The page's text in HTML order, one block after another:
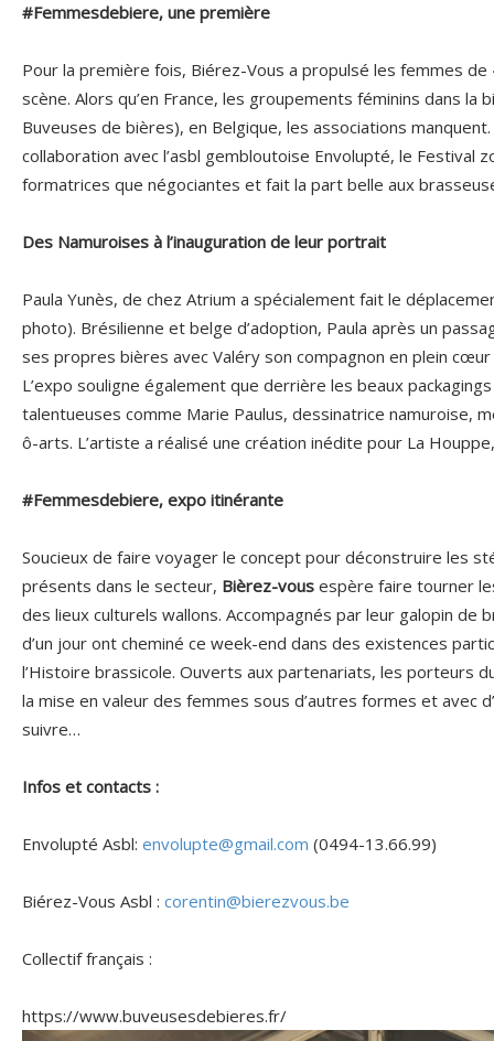
#Femmesdebiere, une première
Pour la première fois, Biérez-Vous a propulsé les femmes
scène. Alors qu’en France, les groupements féminins dans la
Buveuses de bières), en Belgique, les associations
collaboration avec l’asbl gembloutoise Envolupté, le Festival
formatrices que négociantes et fait la part belle aux
Des Namuroises à l’inauguration de leur portrait
Paula Yunès, de chez Atrium a spécialement fait le
photo). Brésilienne et belge d’adoption, Paula après un
ses propres bières avec Valéry son compagnon en plein
L’expo souligne également que derrière les beaux
talentueuses comme Marie Paulus, dessinatrice namuroise,
ô-arts. L’artiste a réalisé une création inédite pour La
#Femmesdebiere, expo itinérante
Soucieux de faire voyager le concept pour déconstruire les
présents dans le secteur, Bièrez-vous espère faire tourner
des lieux culturels wallons. Accompagnés par leur galopin de
d’un jour ont cheminé ce week-end dans des existences
l’Histoire brassicole. Ouverts aux partenariats, les porteurs
la mise en valeur des femmes sous d’autres formes et avec
suivre…
Infos et contacts :
Envolupté Asbl: envolupte@gmail.com (0494-13.66.99)
Biérez-Vous Asbl : corentin@bierezvous.be
Collectif français :
https://www.buveusesdebieres.fr/